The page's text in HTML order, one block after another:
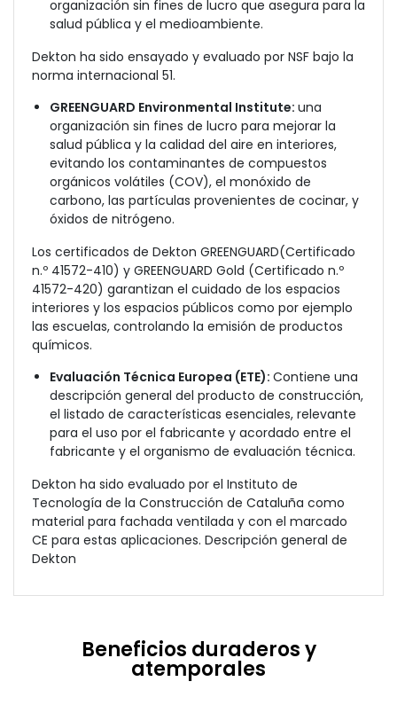
organización sin fines de lucro que asegura para la
salud pública y el medioambiente.
Dekton ha sido ensayado y evaluado por NSF bajo la
norma internacional 51.
GREENGUARD Environmental Institute: una
organización sin fines de lucro para mejorar la
salud pública y la calidad del aire en interiores,
evitando los contaminantes de compuestos
orgánicos volátiles (COV), el monóxido de
carbono, las partículas provenientes de cocinar, y
óxidos de nitrógeno.
Los certificados de Dekton GREENGUARD(Certificado
n.º 41572-410) y GREENGUARD Gold (Certificado n.º
41572-420) garantizan el cuidado de los espacios
interiores y los espacios públicos como por ejemplo
las escuelas, controlando la emisión de productos
químicos.
Evaluación Técnica Europea (ETE): Contiene una
descripción general del producto de construcción,
el listado de características esenciales, relevante
para el uso por el fabricante y acordado entre el
fabricante y el organismo de evaluación técnica.
Dekton ha sido evaluado por el Instituto de
Tecnología de la Construcción de Cataluña como
material para fachada ventilada y con el marcado
CE para estas aplicaciones. Descripción general de
Dekton
Beneficios duraderos y
atemporales